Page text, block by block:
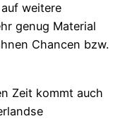
weitere
genug Material
Chancen bzw.
Zeit kommt auch